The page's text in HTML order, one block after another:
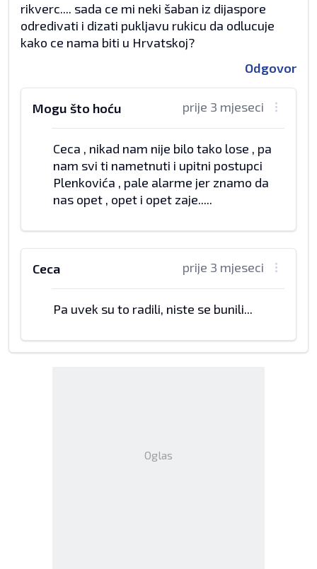
rikverc.... sada ce mi neki šaban iz dijaspore
odredivati i dizati pukljavu rukicu da odlucuje
kako ce nama biti u Hrvatskoj?
Odgovor
prije 3 mjeseci
Mogu što hoću
Ceca , nikad nam nije bilo tako lose , pa
nam svi ti nametnuti i upitni postupci
Plenkovića , pale alarme jer znamo da
nas opet , opet i opet zaje.....
prije 3 mjeseci
Ceca
Pa uvek su to radili, niste se bunili...
Oglas